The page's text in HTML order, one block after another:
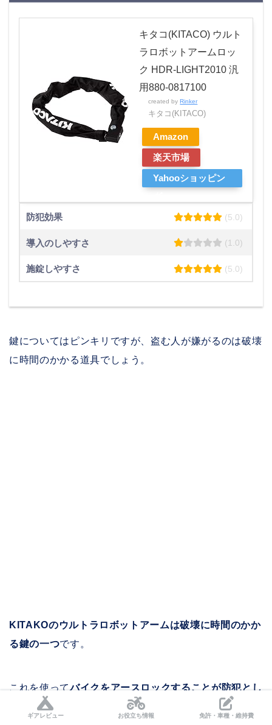
キタコ(KITACO) ウルト
ラロボットアームロッ
ク HDR-LIGHT2010 汎
用880-0817100
created byRinker
キタコ(KITACO)
Amazon
楽天市場
Yahooショッピン
防犯効果 (5.0)
導入のしやすさ (1.0)
施錠しやすさ (5.0)
鍵についてはピンキリですが、盗む人が嫌がるのは破壊
に時間のかかる道具でしょう。
KITAKOのウルトラロボットアームは破壊に時間のかか
る鍵の一つです。
これを使ってバイクをアースロックすることが防犯とし
てとても大切
なこととなります。
ギアレビュー お役立ち情報 免許・車種・維持費